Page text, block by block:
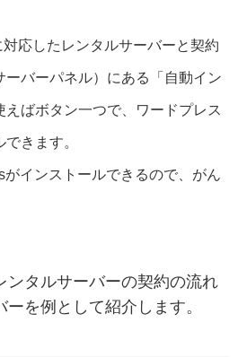
応したレンタルサーバーと契約
ーバーパネル）にある「自動イン
えばボタン一つで、ワードプレス
きます。
がインストールできるので、がん
ンタルサーバーの契約の流れ
を例として紹介します。